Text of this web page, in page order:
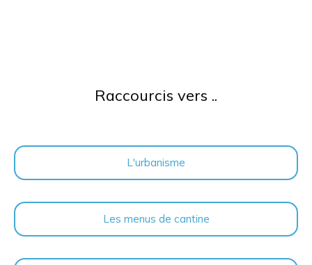
Raccourcis vers ..
L'urbanisme
Les menus de cantine